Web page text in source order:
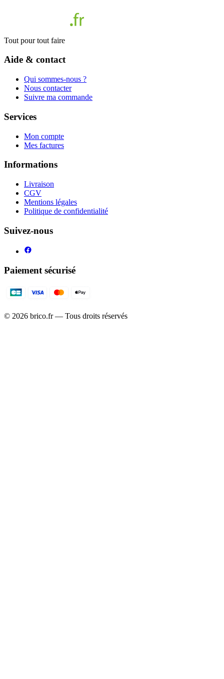
Tout pour tout faire
Aide & contact
Qui sommes-nous ?
Nous contacter
Suivre ma commande
Services
Mon compte
Mes factures
Informations
Livraison
CGV
Mentions légales
Politique de confidentialité
Suivez-nous
Paiement sécurisé
© 2026 brico.fr — Tous droits réservés